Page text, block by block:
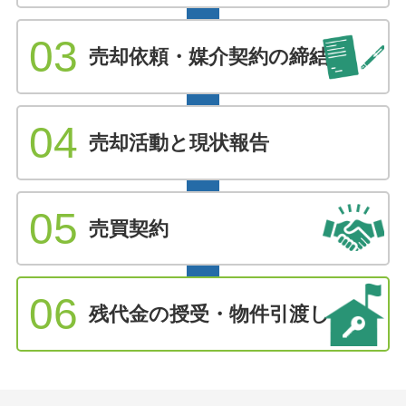
03 売却依頼・媒介契約の締結
04 売却活動と現状報告
05 売買契約
06 残代金の授受・物件引渡し